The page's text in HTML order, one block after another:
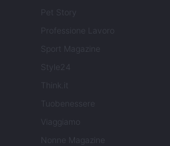
Pet Story
Professione Lavoro
Sport Magazine
Style24
Think.it
Tuobenessere
Viaggiamo
Nonne Magazine